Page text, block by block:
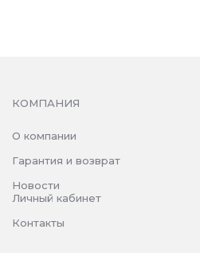
КОМПАНИЯ
О компании
Гарантия и возврат
Новости
Личный кабинет
Контакты